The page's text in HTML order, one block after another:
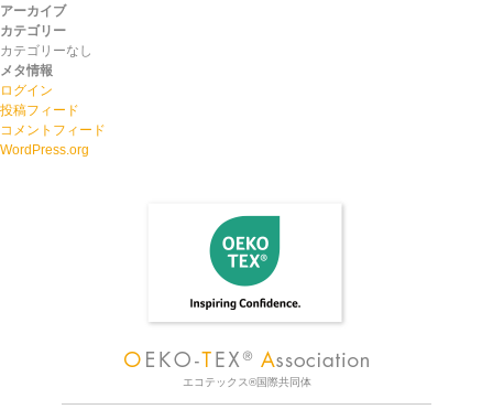
アーカイブ
カテゴリー
カテゴリーなし
メタ情報
ログイン
投稿フィード
コメントフィード
WordPress.org
エコテックス®国際共同体